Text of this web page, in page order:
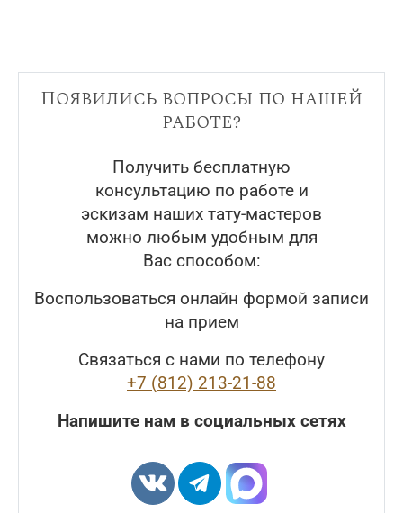
Появились вопросы по нашей
работе?
Получить бесплатную
консультацию по работе и
эскизам наших тату-мастеров
можно любым удобным для
Вас способом:
Воспользоваться онлайн формой записи
на прием
Связаться с нами по телефону
+7 (812) 213-21-88
Напишите нам в социальных сетях